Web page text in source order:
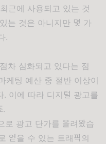
근에 사용되고 있는 것
는 것은 아니지만 몇 가
.
차 심화되고 있다는 점
케팅 예산 중 절반 이상이
. 이에 따라 디지털 광고를
.
로 광고 단가를 올려왔습
얻을 수 있는 트래픽의